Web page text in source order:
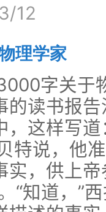
12
理学家
字关
读书报告
，这样写
特说，他
，供上
“知道，”